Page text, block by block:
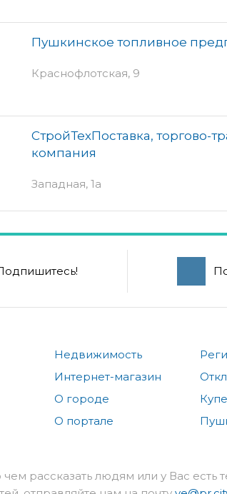
Пушкинское топливное
Краснофлотская, 9
СтройТехПоставка, торгово-
компания
Западная, 1а
Недвижимость
Интернет-магазин
О городе
О портале
чем рассказать людям или у Вас есть